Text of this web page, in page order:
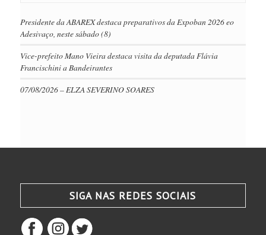
Presidente da ABAREX destaca preparativos da Expoban 2026 eo
Adesivaço, neste sábado (8)
Vice-prefeito Mano Vieira destaca visita da deputada Flávia
Francischini a Bandeirantes
07/08/2026 – ELZA SEVERINO SOARES
SIGA NAS REDES SOCIAIS